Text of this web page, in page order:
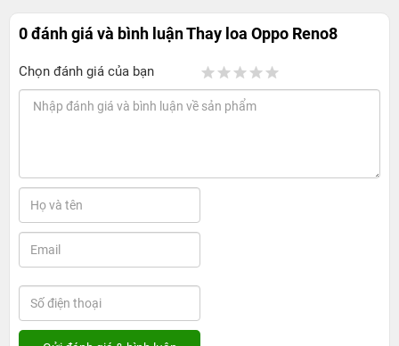
0 đánh giá và bình luậnThay loa Oppo Reno8
Chọn đánh giá của bạn